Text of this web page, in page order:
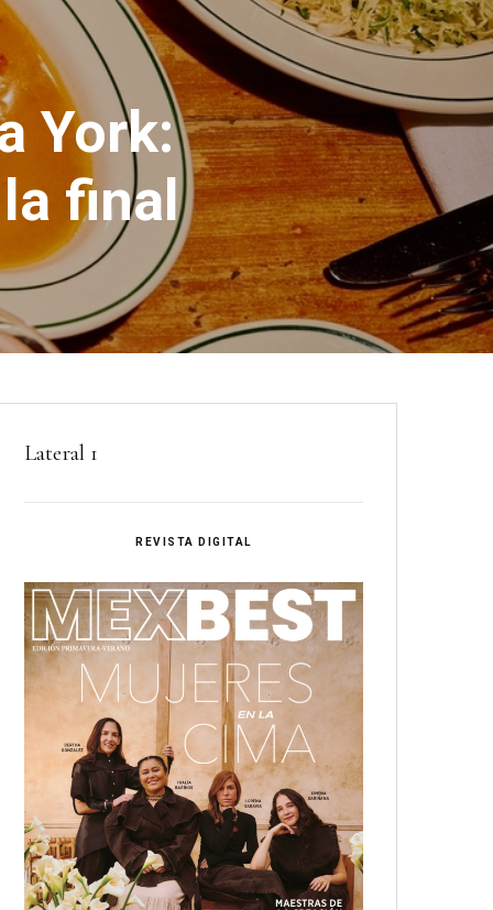
York:
final
Lateral 1
REVISTA DIGITAL